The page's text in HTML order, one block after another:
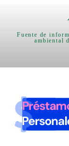
Fuente de
ambiental